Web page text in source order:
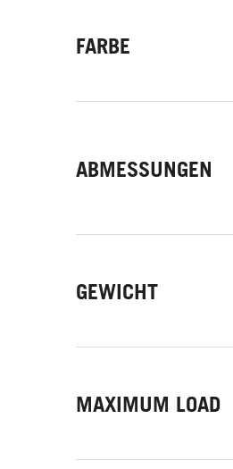
FARBE
ABMESSUNGEN
GEWICHT
MAXIMUM LOAD